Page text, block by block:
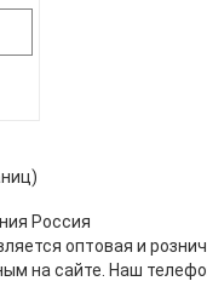
Россия
оптовая и
на сайте. Наш